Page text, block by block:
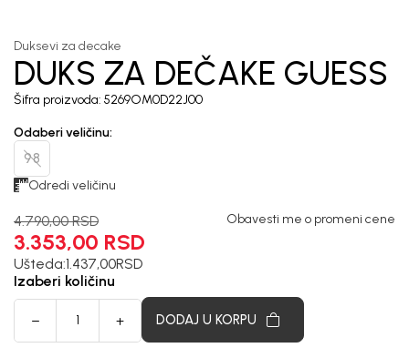
Duksevi za decake
DUKS ZA DEČAKE GUESS
Šifra proizvoda: 5269OM0D22J00
Odaberi veličinu:
98
Odredi veličinu
4.790,00 RSD
3.353,00 RSD
Ušteda:1.437,00RSD
Obavesti me o promeni cene
Izaberi količinu
DODAJ U KORPU